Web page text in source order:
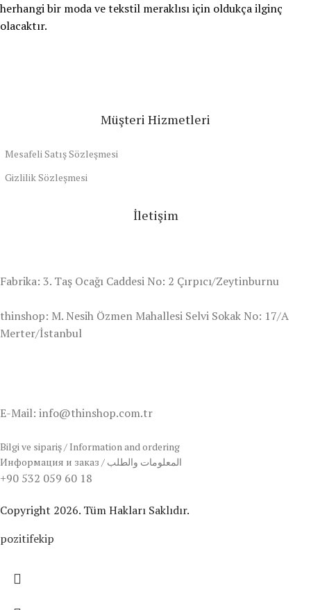
herhangi bir moda ve tekstil meraklısı için oldukça ilginç
olacaktır.
Müşteri Hizmetleri
Mesafeli Satış Sözleşmesi
Gizlilik Sözleşmesi
İletişim
Fabrika: 3. Taş Ocağı Caddesi No: 2 Çırpıcı/Zeytinburnu
thinshop: M. Nesih Özmen Mahallesi Selvi Sokak No: 17/A
Merter/İstanbul
E-Mail: info@thinshop.com.tr
Bilgi ve sipariş / Information and ordering
Информация и заказ / المعلومات والطلب
+90 532 059 60 18
Copyright 2026. Tüm Hakları Saklıdır.
pozitifekip